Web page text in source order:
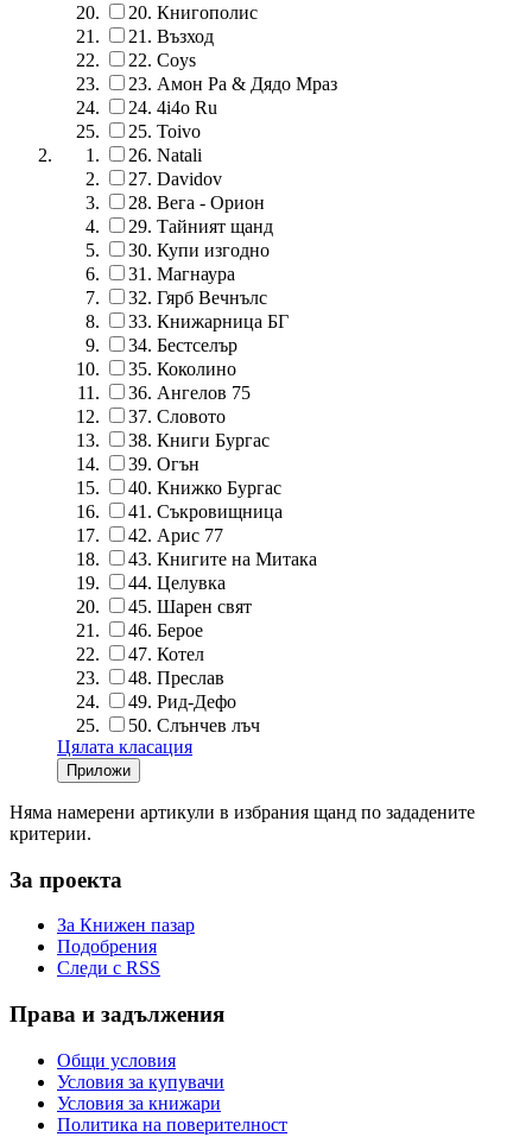
20. Книгополис
21. Възход
22. Coys
23. Амон Ра & Дядо Мраз
24. 4i4o Ru
25. Toivo
26. Natali
27. Davidov
28. Вега - Орион
29. Тайният щанд
30. Купи изгодно
31. Магнаура
32. Гярб Вечнълс
33. Книжарница БГ
34. Бестселър
35. Коколино
36. Ангелов 75
37. Словото
38. Книги Бургас
39. Огън
40. Книжко Бургас
41. Съкровищница
42. Арис 77
43. Книгите на Митака
44. Целувка
45. Шарен свят
46. Берое
47. Котел
48. Преслав
49. Рид-Дефо
50. Слънчев лъч
Цялата класация
Няма намерени артикули в избрания щанд по зададените
критерии.
За проекта
За Книжен пазар
Подобрения
Следи с RSS
Права и задължения
Общи условия
Условия за купувачи
Условия за книжари
Политика на поверителност